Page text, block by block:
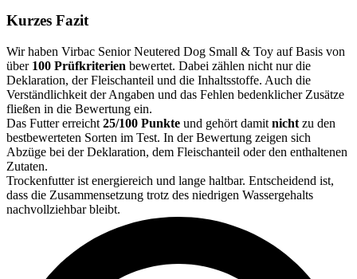
Kurzes Fazit
Wir haben Virbac Senior Neutered Dog Small & Toy auf Basis von
über 100 Prüfkriterien bewertet. Dabei zählen nicht nur die
Deklaration, der Fleischanteil und die Inhaltsstoffe. Auch die
Verständlichkeit der Angaben und das Fehlen bedenklicher Zusätze
fließen in die Bewertung ein.
Das Futter erreicht 25/100 Punkte und gehört damit nicht zu den
bestbewerteten Sorten im Test. In der Bewertung zeigen sich
Abzüge bei der Deklaration, dem Fleischanteil oder den enthaltenen
Zutaten.
Trockenfutter ist energiereich und lange haltbar. Entscheidend ist,
dass die Zusammensetzung trotz des niedrigen Wassergehalts
nachvollziehbar bleibt.